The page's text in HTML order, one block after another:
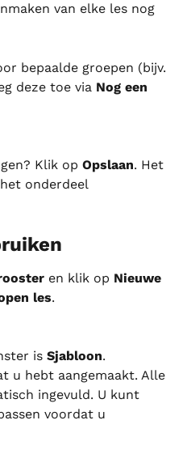
van elke les nog
bepaalde groepen (bijv.
deze toe via Nog een
Klik op Opslaan. Het
onderdeel
en klik op Nieuwe
les.
is Sjabloon.
u hebt aangemaakt. Alle
ingevuld. U kunt
voordat u